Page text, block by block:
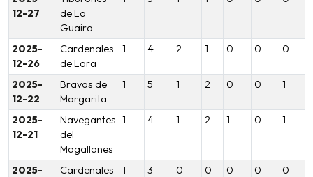
12-27
de La
Guaira
2025-
12-26
Cardenales
de Lara
1 4 2 1 0 0 0
2025-
12-22
Bravos de
Margarita
1 5 1 2 0 0 1
2025-
12-21
Navegantes
del
Magallanes
1 4 1 2 1 0 1
2025-
Cardenales
1 3 0 0 0 0 0